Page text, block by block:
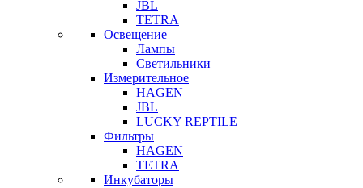
JBL
TETRA
Освещение
Лампы
Светильники
Измерительное
HAGEN
JBL
LUCKY REPTILE
Фильтры
HAGEN
TETRA
Инкубаторы